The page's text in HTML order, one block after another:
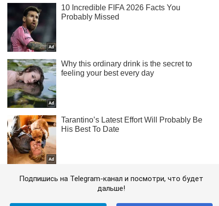
Подпишись на Telegram-канал и посмотри, что будет
дальше!